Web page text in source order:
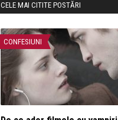
CELE MAI CITITE POSTĂRI
CONFESIUNI